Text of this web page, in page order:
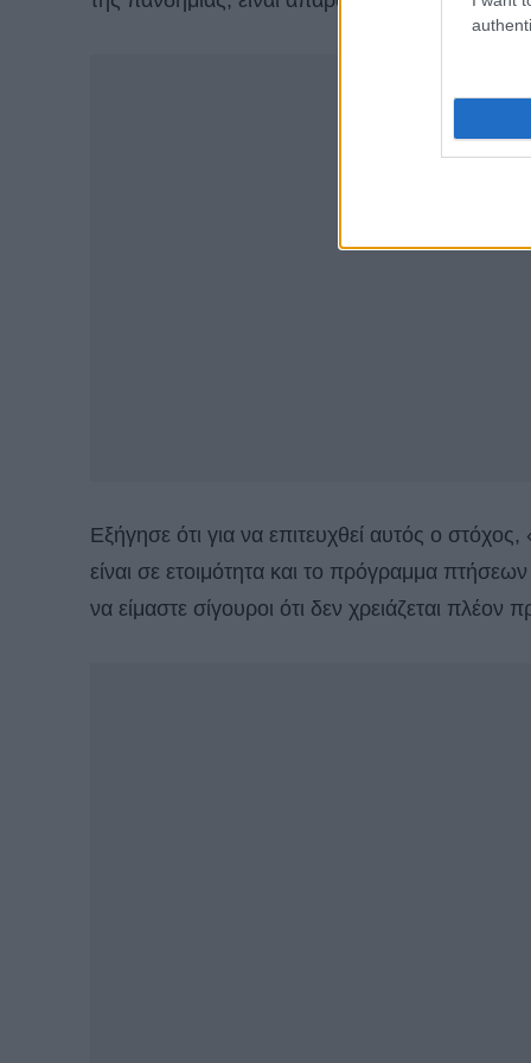
Eξήγησε ότι για να επιτευχθεί αυτός ο
είναι σε ετοιμότητα και το πρόγραμμα
να είμαστε σίγουροι ότι δεν χρειάζεται πλέον